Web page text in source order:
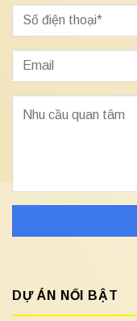
DỰ ÁN NỔI BẬT